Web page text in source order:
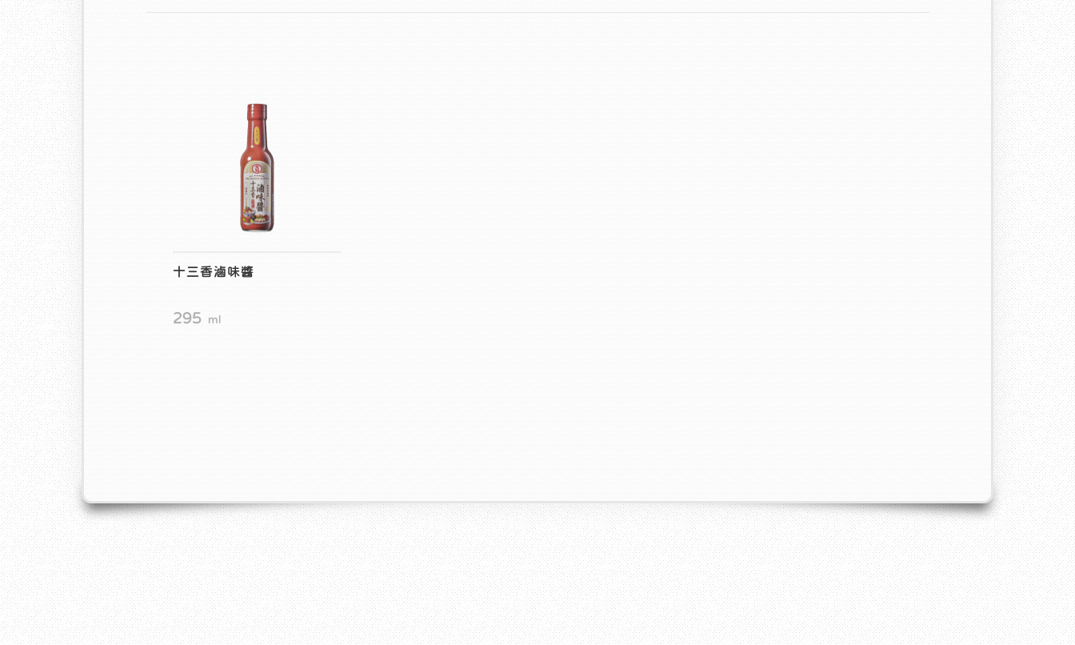
十三香滷味醬
295 ml